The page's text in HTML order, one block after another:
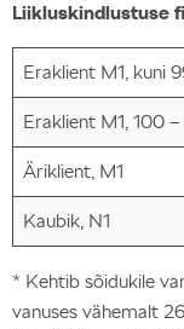
Liikluskindlustuse
Eraklient M1, kuni
Eraklient M1, 100
Äriklient, M1
Kaubik, N1
* Kehtib sõidukile
vanuses vähemalt